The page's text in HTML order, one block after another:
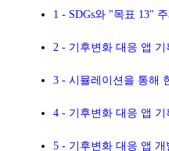
1 - SDGs와 "목표 13"
2 - 기후변화 대응 앱 기
3 - 시뮬레이션을 통해
4 - 기후변화 대응 앱 기
5 - 기후변화 대응 앱 개